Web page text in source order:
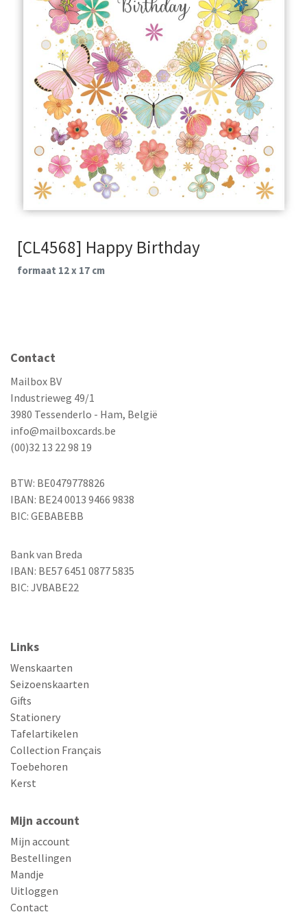
[CL4568] Happy Birthday
formaat 12 x 17 cm
Contact
Mailbox BV
Industrieweg 49/1
3980 Tessenderlo - Ham, België
info@mailboxcards.be
(00)32 13 22 98 19
BTW: BE0479778826
IBAN: BE24 0013 9466 9838
BIC: GEBABEBB
Bank van Breda
IBAN: BE57 6451 0877 5835
BIC: JVBABE22
Links
Wenskaarten
Seizoenskaarten
Gifts
Stationery
Tafelartikelen
Collection Français
Toebehoren
Kerst
Mijn account
Mijn account
Bestellingen
Mandje
Uitloggen
Contact